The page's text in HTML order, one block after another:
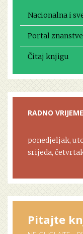
Nacionalna i
Portal
Čitaj knjigu
RADNO
ponedjeljak,
srijeda,
Pitajte